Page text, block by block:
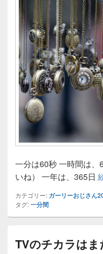
一分は60秒 一時間は、
いね） 一年は、365日
カテゴリー: ガーリーおじさん
タグ:一分間
TVのチカラはま